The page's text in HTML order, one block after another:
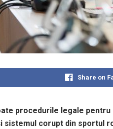
Share on
procedurile legale
sistemul corupt din sportul